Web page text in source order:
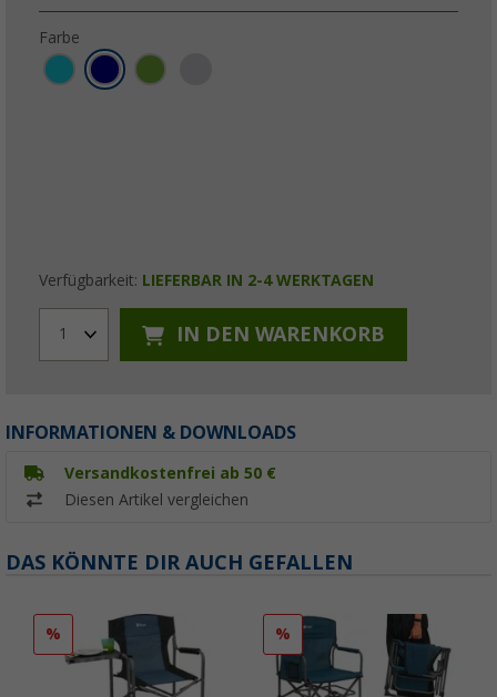
Farbe
Verfügbarkeit: LIEFERBAR IN 2-4 WERKTAGEN
1 IN DEN WARENKORB
INFORMATIONEN & DOWNLOADS
Versandkostenfrei ab 50 €
Diesen Artikel vergleichen
DAS KÖNNTE DIR AUCH GEFALLEN
% %